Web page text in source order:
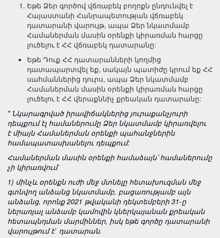
Եթե Ձեր գործով վճռաբեկ բողոքն ընդունվել է
Հայաստանի Հանրապետության վճռաբեկ
դատարանի վարույթ, ապա Ձեր նկատմամբ
Համաներման մասին օրենքի կիրառման հարցը
լուծելու է ՀՀ վճռաբեկ դատարանը:
Եթե Դուք ՀՀ դատարանների կողմից
դատապարտվել եք, սակայն պատիժը կրում եք ՀՀ
սահմաններից դուրս, ապա Ձեր նկատմամբ
Համաներման մասին օրենքի կիրառման հարցը
լուծելու է ՀՀ վերաքննիչ քրեական դատարանը:
* Նկարագրված իրավիճակներից յուրաքանչյուրի
դեպքում էլ համաներումը Ձեր նկատմամբ կիրառվելու
էմիայն Համաներման օրենքի պահանջներին
համապատասխանելու դեպքում:
Համաներման մասին օրենքի համաձայն՝ համաներումը
չի կիրառվում`
1) մինչև օրենքն ուժի մեջ մտնելը հետախուզման մեջ
գտնվող անձանց նկատմամբ, բացառությամբ այն
անձանց, որոնք 2021 թվականի դեկտեմբերի 31-ը
ներառյալ անձամբ կամովին կներկայանան քրեական
հետապնդման մարմիններ, իսկ եթե գործը դատարանի
վարույթում է` դատարան.